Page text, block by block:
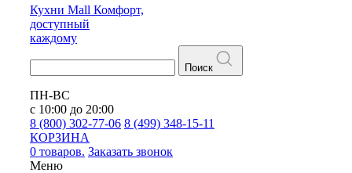
Кухни Mall Комфорт,
доступный
каждому
Поиск
ПН-ВС
с 10:00 до 20:00
8 (800) 302-77-06 8 (499) 348-15-11
КОРЗИНА
0 товаров. Заказать звонок
Меню